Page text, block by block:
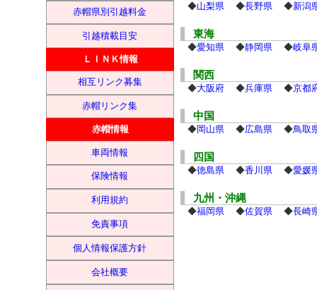
赤帽県別引越料金
引越積載目安
ＬＩＮＫ情報
相互リンク募集
赤帽リンク集
赤帽情報
車両情報
保険情報
利用規約
免責事項
個人情報保護方針
会社概要
◆山梨県 ◆長野県 ◆新潟
東海
◆愛知県 ◆静岡県 ◆岐阜
関西
◆大阪府 ◆兵庫県 ◆京都
中国
◆岡山県 ◆広島県 ◆鳥取
四国
◆徳島県 ◆香川県 ◆愛媛
九州・沖縄
◆福岡県 ◆佐賀県 ◆長崎